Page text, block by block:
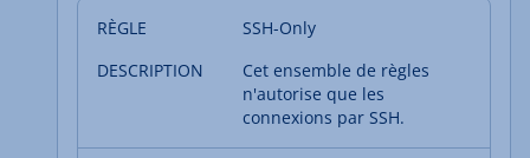
SSH-Only
Cet ensemble de règles
n'autorise que les
connexions par SSH.